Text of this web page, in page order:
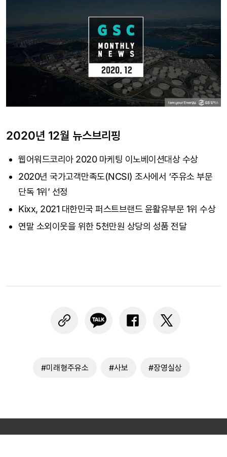
2020년 12월 뉴스브리핑
웹어워드코리아 2020 마케팅 이노베이션대상 수상
2020년 국가고객만족도(NCSI) 조사에서 ‘주유소 부문
단독 1위’ 선정
Kixx, 2021 대한민국 퍼스트브랜드 윤활유부문 1위 수상
연말 소외이웃을 위한 5천만원 상당의 성품 전달
#미래형주유소 #사보 #장영실상